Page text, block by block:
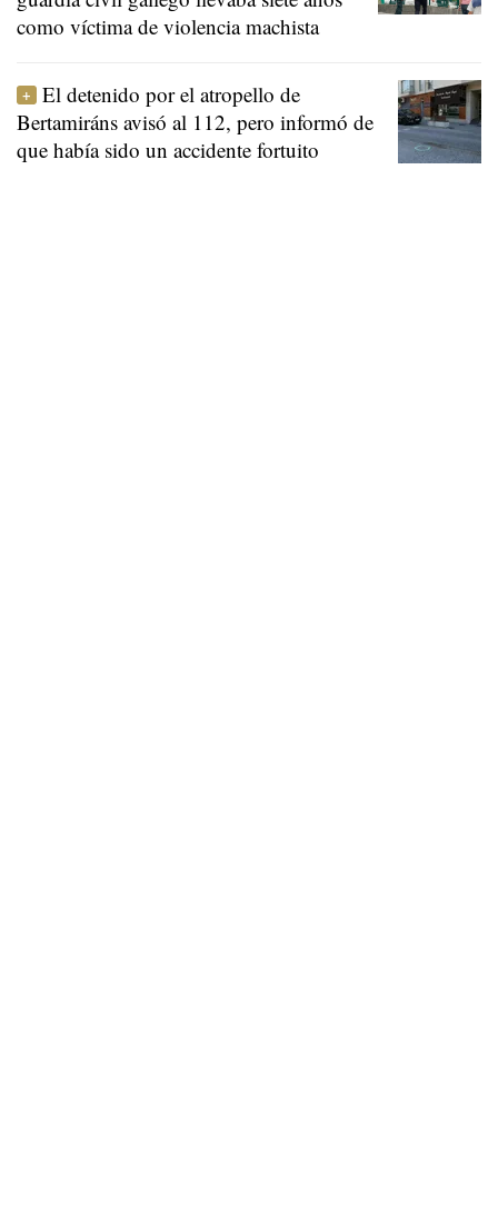
como víctima de violencia machista
El detenido por el atropello de
Bertamiráns avisó al 112, pero informó de
que había sido un accidente fortuito